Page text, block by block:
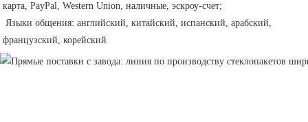
карта, PayPal, Western Union, наличные, эскроу-счет;
французский, корейский